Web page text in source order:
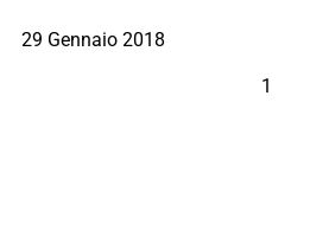
29 Gennaio 2018
1